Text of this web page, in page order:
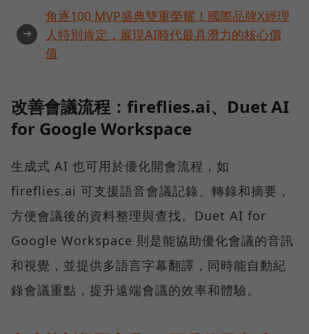
➜
角逐100 MVP盛典雙重榮耀！國際品牌X經理
人特別肯定，展現AI時代最具潛力的核心價
值
改善會議流程：fireflies.ai、Duet AI
for Google Workspace
生成式 AI 也可用於優化開會流程，如
fireflies.ai 可支援語音會議記錄、轉錄和摘要，
方便會議後的資料整理與查找。Duet AI for
Google Workspace 則是能協助優化會議的音訊
和視覺，並提供多語言字幕翻譯，同時能自動紀
錄會議重點，提升遠端會議的效率和體驗。